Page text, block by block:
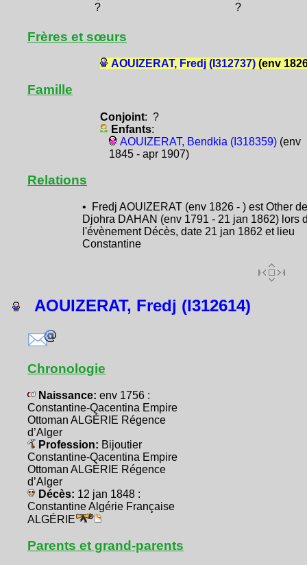
?
?
Frères et sœurs
AOUIZERAT, Fredj (I312737)(env
Famille
Conjoint: ?
Enfants:
AOUIZERAT, Bendkia (I318359)(env
1845 - apr 1907)
Relations
• Fredj AOUIZERAT (env 1826 - ) est Other de
Djohra DAHAN (env 1791 - 21 jan 1862) lors
l'évènement Décès, date 21 jan 1862 et lieu
Constantine
AOUIZERAT, Fredj (I312614)
Chronologie
Naissance: env 1756 :
Constantine-Qacentina Empire
Ottoman ALGÉRIE Régence
d’Alger
Profession: Bijoutier
Constantine-Qacentina Empire
Ottoman ALGÉRIE Régence
d’Alger
Décès: 12 jan 1848 :
Constantine Algérie Française
ALGÉRIE
Parents et grand-parents